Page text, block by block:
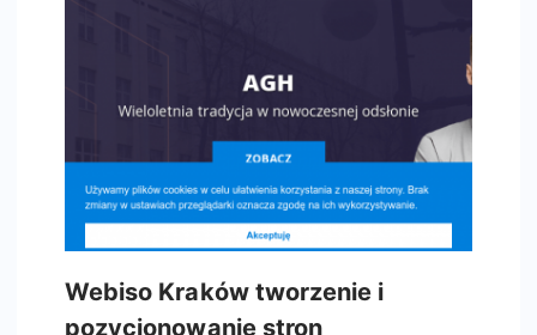
Webiso Kraków tworzenie i
pozycjonowanie stron